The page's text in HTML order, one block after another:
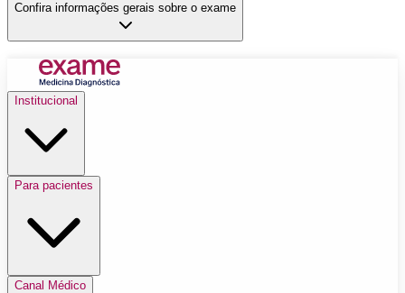
Confira informações gerais sobre o exame
Institucional
Para pacientes
Canal Médico